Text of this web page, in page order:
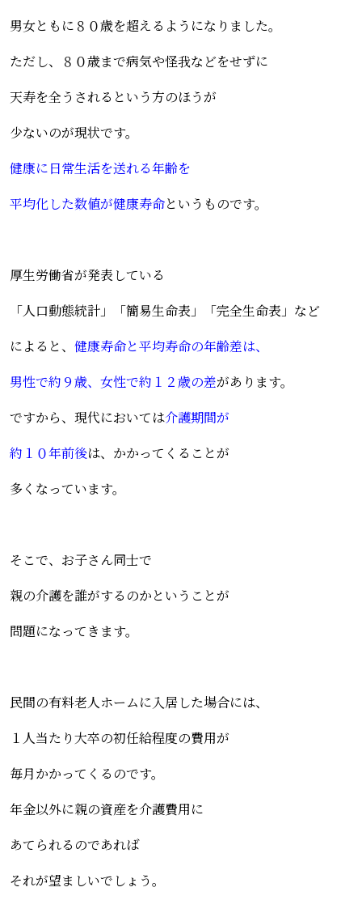
男女ともに８０歳を超えるようになりました。
ただし、８０歳まで病気や怪我などをせずに
天寿を全うされるという方のほうが
少ないのが現状です。
健康に日常生活を送れる年齢を
平均化した数値が健康寿命というものです。
厚生労働省が発表している
「人口動態統計」「簡易生命表」「完全生命表」など
によると、 健康寿命と平均寿命の年齢差は、
男性で約９歳、女性で約１２歳の差があります。
ですから、現代においては介護期間が
約１０年前後は、かかってくることが
多くなっています。
そこで、お子さん同士で
親の介護を誰がするのかということが
問題になってきます。
民間の有料老人ホームに入居した場合には、
１人当たり大卒の初任給程度の費用が
毎月かかってくるのです。
年金以外に親の資産を介護費用に
あてられるのであれば
それが望ましいでしょう。